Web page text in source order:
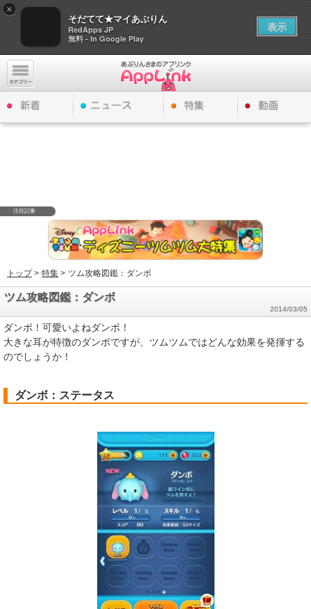
×
そだてて★マイあぷりん
RedApps JP
無料 - In Google Play
表示
注目記事
トップ> 特集 > ツム攻略図鑑：ダンボ
ツム攻略図鑑：ダンボ
2014/03/05
ダンボ！可愛いよねダンボ！
大きな耳が特徴のダンボですが、ツムツムではどんな効果を発揮する
のでしょうか！
ダンボ：ステータス